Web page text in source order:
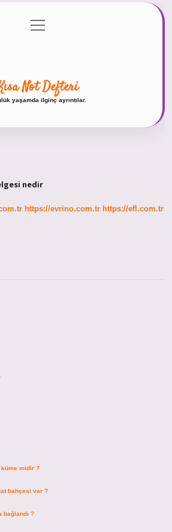
Gizlilik Politikası
menüyü
aç
Not Defteri
yaşamda ilginç ayrıntılar.
nedir
https://evrino.com.tr https://efl.com.tr
küme midir ?
bahçesi var ?
bağlandı ?